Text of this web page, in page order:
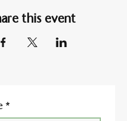
this event
*